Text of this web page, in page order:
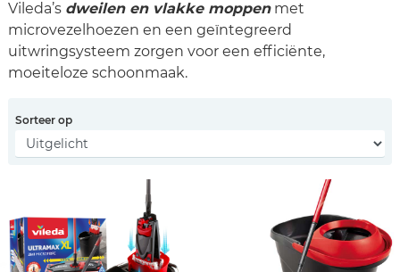
Vileda’s dweilen en vlakke moppenmet
microvezelhoezen en een geïntegreerd
uitwringsysteem zorgen voor een efficiënte,
moeiteloze schoonmaak.
Sorteer op